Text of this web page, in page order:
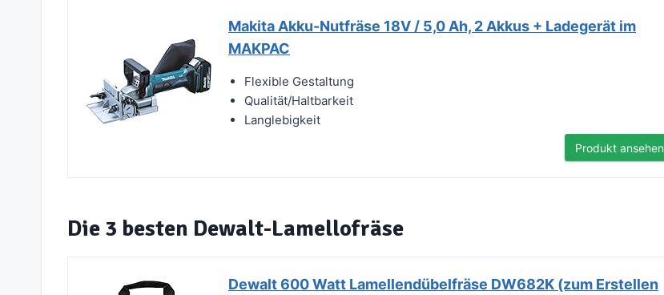
Makita Akku-Nutfräse 18V / 5,0 Ah, 2 Akkus + Ladegerät im
MAKPAC
Flexible Gestaltung
Qualität/Haltbarkeit
Langlebigkeit
Produkt ansehen
Die 3 besten Dewalt-Lamellofräse
Dewalt 600 Watt Lamellendübelfräse DW682K (zum Erstellen